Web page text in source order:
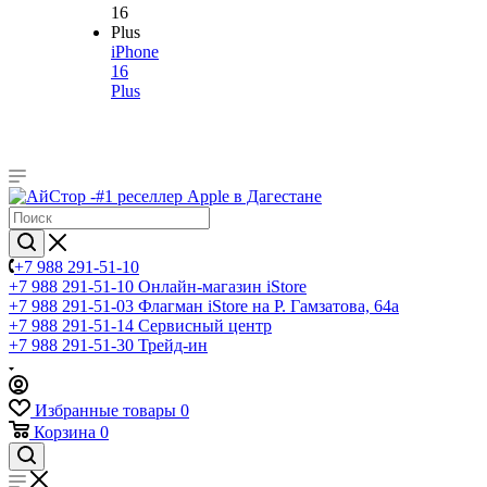
iPhone
16
Plus
+7 988 291-51-10
+7 988 291-51-10 Онлайн-магазин iStore
+7 988 291-51-03 Флагман iStore на Р. Гамзатова, 64а
+7 988 291-51-14 Сервисный центр
+7 988 291-51-30 Трейд-ин
Избранные товары 0
Корзина 0